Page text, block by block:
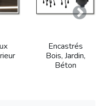
Encastrés
Bois, Jardin,
Béton